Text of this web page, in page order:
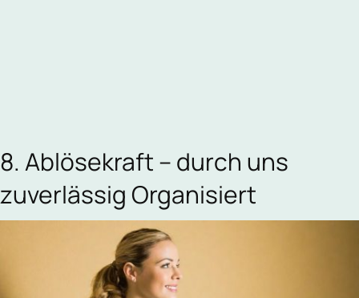
8. Ablösekraft – durch uns
zuverlässig Organisiert